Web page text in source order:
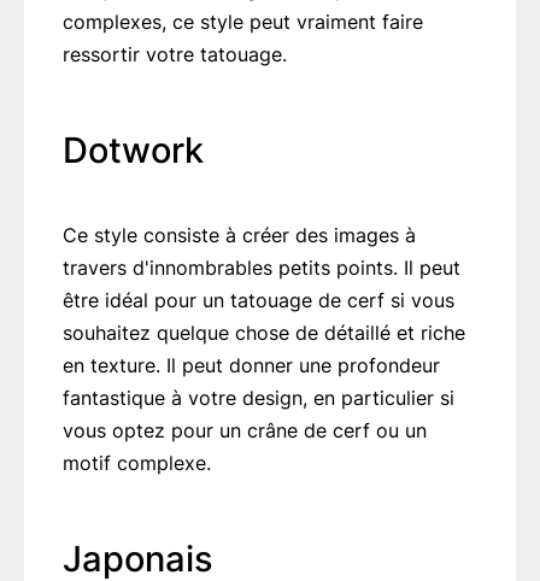
complexes, ce style peut vraiment faire
ressortir votre tatouage.
Dotwork
Ce style consiste à créer des images à
travers d'innombrables petits points. Il peut
être idéal pour un tatouage de cerf si vous
souhaitez quelque chose de détaillé et riche
en texture. Il peut donner une profondeur
fantastique à votre design, en particulier si
vous optez pour un crâne de cerf ou un
motif complexe.
Japonais